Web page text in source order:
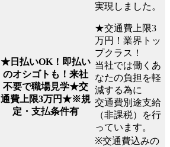
★日払いOK！即払い
のオシゴトも！来社
不要で職場見学★交
通費上限3万円★※規
定・支払条件有
実現しました。
★交通費上限3
万円！業界トッ
プクラス！
当社では働くあ
なたの負担を軽
減する為に
交通費別途支給
（非課税）を行
っています。
※交通費込みの